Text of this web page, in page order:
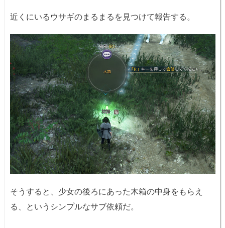
近くにいるウサギのまるまるを見つけて報告する。
そうすると、少女の後ろにあった木箱の中身をもらえ
る、というシンプルなサブ依頼だ。